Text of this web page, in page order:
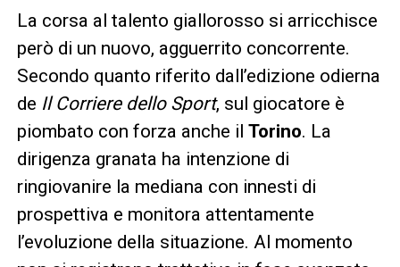
La corsa al talento giallorosso si arricchisce
però di un nuovo, agguerrito concorrente.
Secondo quanto riferito dall’edizione odierna
de Il Corriere dello Sport, sul giocatore è
piombato con forza anche il Torino. La
dirigenza granata ha intenzione di
ringiovanire la mediana con innesti di
prospettiva e monitora attentamente
l’evoluzione della situazione. Al momento